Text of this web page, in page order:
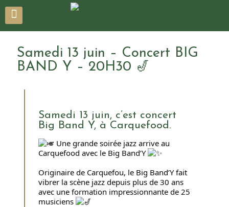
Samedi 13 juin – Concert BIG
BAND Y – 20H30 🎷
Samedi 13 juin, c’est concert
Big Band Y, à Carquefood.
Une grande soirée jazz arrive au
Carquefood avec le Big Band’Y
Originaire de Carquefou, le Big Band’Y fait
vibrer la scène jazz depuis plus de 30 ans
avec une formation impressionnante de 25
musiciens